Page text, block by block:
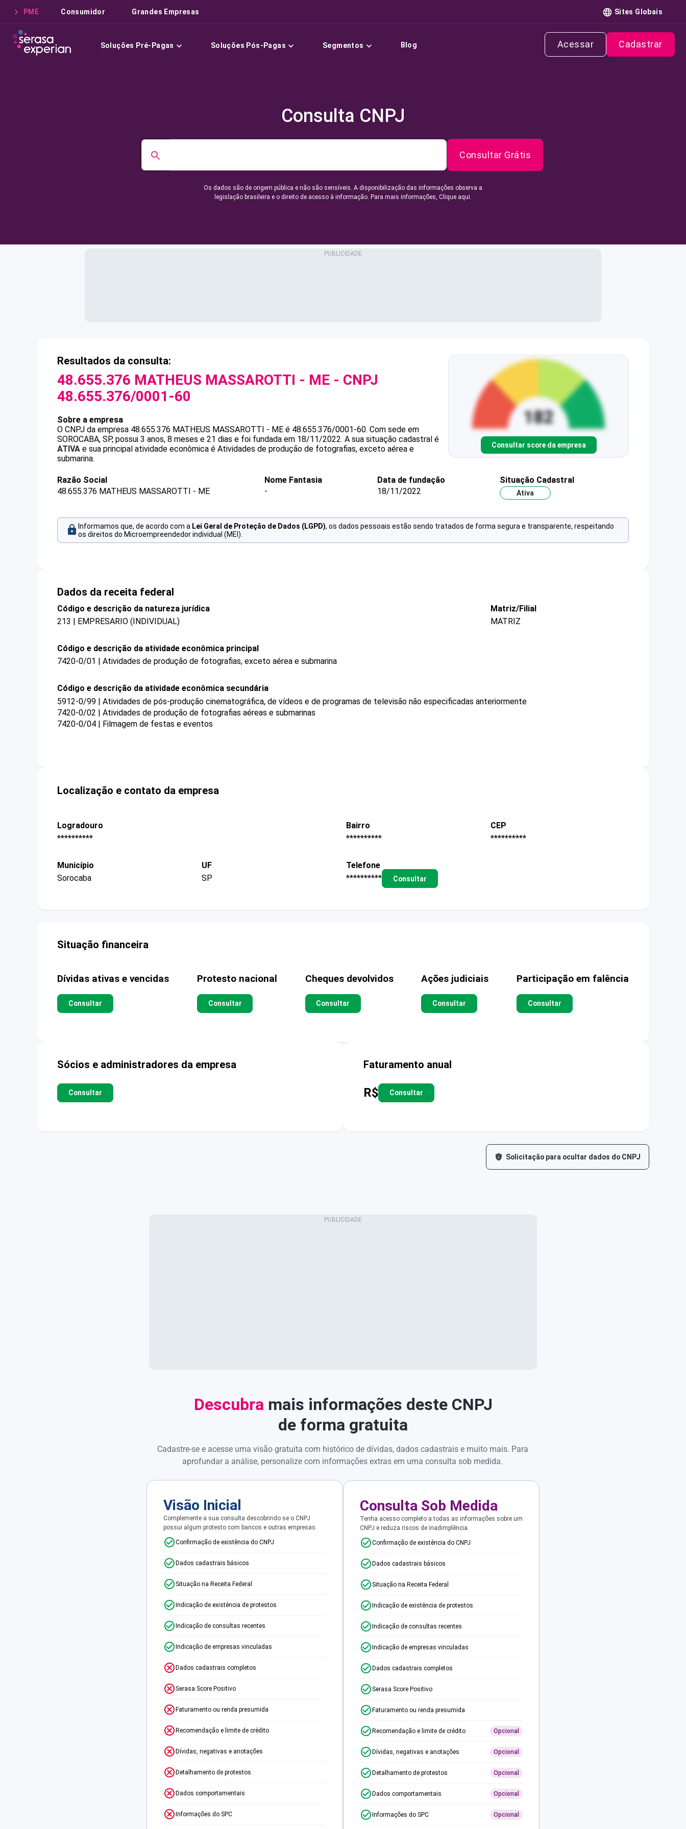
PME Consumidor Grandes Empresas Sites Globais
Soluções Pré-Pagas Soluções Pós-Pagas Segmentos Blog Acessar Cadastrar
Consulta CNPJ
Consultar Grátis
Os dados são de origem pública e não são sensíveis. A disponibilização das informações observa a
legislação brasileira e o direito de acesso à informação. Para mais informações, Clique aqui.
Resultados da consulta:
48.655.376 MATHEUS MASSAROTTI - ME - CNPJ
48.655.376/0001-60
Sobre a empresa
O CNPJ da empresa 48.655.376 MATHEUS MASSAROTTI - ME é 48.655.376/0001-60. Com sede em
SOROCABA, SP, possui 3 anos, 8 meses e 21 dias e foi fundada em 18/11/2022. A sua situação cadastral é
ATIVA e sua principal atividade econômica é Atividades de produção de fotografias, exceto aérea e
submarina.
Consultar score da empresa
Razão Social
48.655.376 MATHEUS MASSAROTTI - ME
Nome Fantasia
-
Data de fundação
18/11/2022
Situação Cadastral
Ativa
Informamos que, de acordo com a Lei Geral de Proteção de Dados (LGPD), os dados pessoais estão sendo tratados de forma segura e transparente, respeitando
os direitos do Microempreendedor individual (MEI).
Dados da receita federal
Código e descrição da natureza jurídica
213 | EMPRESARIO (INDIVIDUAL)
Matriz/Filial
MATRIZ
Código e descrição da atividade econômica principal
7420-0/01 | Atividades de produção de fotografias, exceto aérea e submarina
Código e descrição da atividade econômica secundária
5912-0/99 | Atividades de pós-produção cinematográfica, de vídeos e de programas de televisão não especificadas anteriormente
7420-0/02 | Atividades de produção de fotografias aéreas e submarinas
7420-0/04 | Filmagem de festas e eventos
Localização e contato da empresa
Logradouro
**********
Bairro
**********
CEP
**********
Município
Sorocaba
UF
SP
Telefone
**********
Consultar
Situação financeira
Dívidas ativas e vencidas
Consultar
Protesto nacional
Consultar
Cheques devolvidos
Consultar
Ações judiciais
Consultar
Participação em falência
Consultar
Sócios e administradores da empresa
Consultar
Faturamento anual
R$ Consultar
Solicitação para ocultar dados do CNPJ
Descubra mais informações deste CNPJ
de forma gratuita
Cadastre-se e acesse uma visão gratuita com histórico de dívidas, dados cadastrais e muito mais. Para
aprofundar a análise, personalize com informações extras em uma consulta sob medida.
Visão Inicial
Complemente a sua consulta descobrindo se o CNPJ
possui algum protesto com bancos e outras empresas.
Confirmação de existência do CNPJ
Dados cadastrais básicos
Situação na Receita Federal
Indicação de existência de protestos
Indicação de consultas recentes
Indicação de empresas vinculadas
Dados cadastrais completos
Serasa Score Positivo
Faturamento ou renda presumida
Recomendação e limite de crédito
Dívidas, negativas e anotações
Detalhamento de protestos
Dados comportamentais
Informações do SPC
Consulta Sob Medida
Tenha acesso completo a todas as informações sobre um
CNPJ e reduza riscos de inadimplência.
Confirmação de existência do CNPJ
Dados cadastrais básicos
Situação na Receita Federal
Indicação de existência de protestos
Indicação de consultas recentes
Indicação de empresas vinculadas
Dados cadastrais completos
Serasa Score Positivo
Faturamento ou renda presumida
Recomendação e limite de crédito Opcional
Dívidas, negativas e anotações Opcional
Detalhamento de protestos Opcional
Dados comportamentais Opcional
Informações do SPC Opcional